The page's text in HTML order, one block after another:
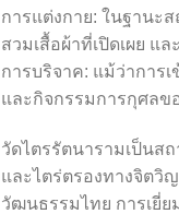
การแต่งกาย: ในฐานะ
สวมเสื้อผ้าที่เปิดเผย แ
การบริจาค: แม้ว่าการ
และกิจกรรมการกุศลข
วัดไตรรัตนารามเป็นส
และไตร่ตรองทางจิตวิ
วัฒนธรรมไทย การเยี่